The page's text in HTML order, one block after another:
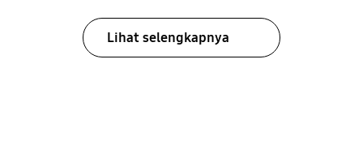
Lihat selengkapnya